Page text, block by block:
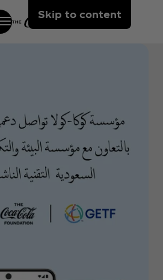
Skip to content